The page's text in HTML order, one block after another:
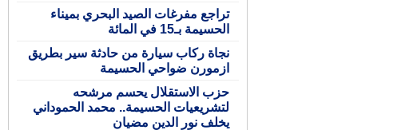
تراجع مفرغات الصيد البحري بميناء
الحسيمة بـ15 في المائة
نجاة ركاب سيارة من حادثة سير بطريق
ازمورن ضواحي الحسيمة
حزب الاستقلال يحسم مرشحه
لتشريعيات الحسيمة.. محمد الحموداني
يخلف نور الدين مضيان